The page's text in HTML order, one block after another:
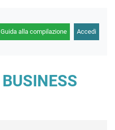
Guida alla compilazione Accedi